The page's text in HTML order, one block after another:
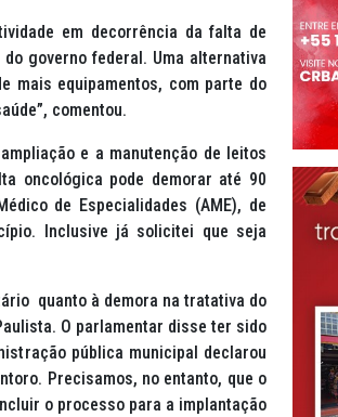
em decorrência da falta de
governo federal. Uma alternativa
mais equipamentos, com parte do
comentou.
e a manutenção de leitos
oncológica pode demorar até 90
de Especialidades (AME), de
Inclusive já solicitei que seja
quanto à demora na tratativa do
O parlamentar disse ter sido
pública municipal declarou
Precisamos, no entanto, que o
o processo para a implantação